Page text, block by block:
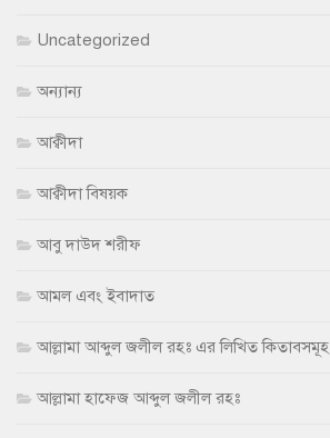
Uncategorized
অন্যান্য
আক্বীদা
আক্বীদা বিষয়ক
আবু দাউদ শরীফ
আমল এবং ইবাদাত
আল্লামা আব্দুল জলীল রহঃ এর লিখিত কিতাবসমূহ
আল্লামা হাফেজ আব্দুল জলীল রহঃ